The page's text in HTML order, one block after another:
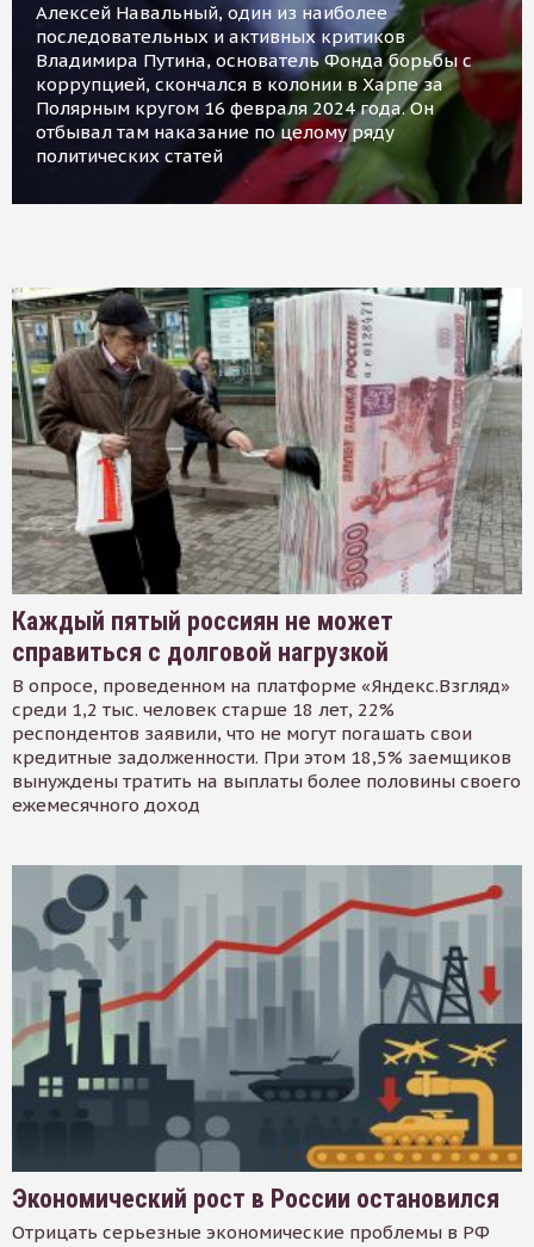
Алексей Навальный, один из наиболее
последовательных и активных критиков
Владимира Путина, основатель Фонда борьбы с
коррупцией, скончался в колонии в Харпе за
Полярным кругом 16 февраля 2024 года. Он
отбывал там наказание по целому ряду
политических статей
Каждый пятый россиян не может
справиться с долговой нагрузкой
В опросе, проведенном на платформе «Яндекс.Взгляд»
среди 1,2 тыс. человек старше 18 лет, 22%
респондентов заявили, что не могут погашать свои
кредитные задолженности. При этом 18,5% заемщиков
вынуждены тратить на выплаты более половины своего
ежемесячного доход
Экономический рост в России остановился
Отрицать серьезные экономические проблемы в РФ